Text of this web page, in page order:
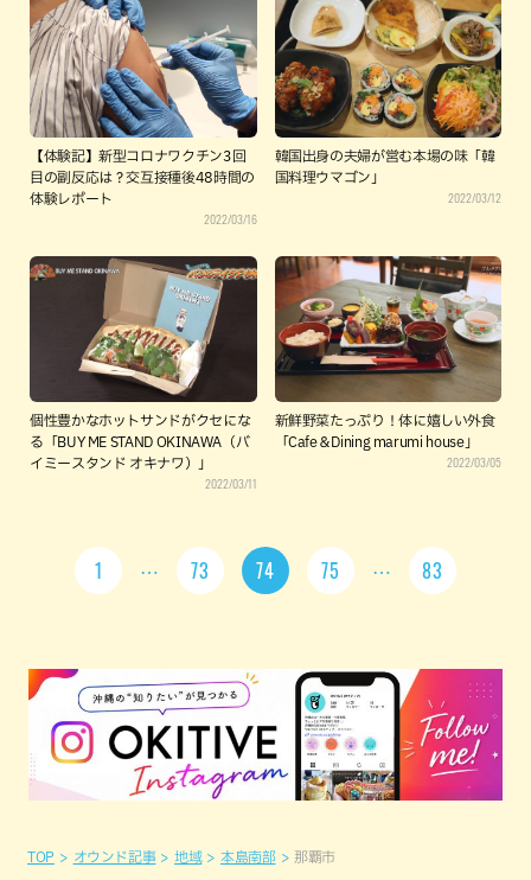
【体験記】新型コロナワクチン3回
目の副反応は？交互接種後48時間の
体験レポート
2022/03/16
韓国出身の夫婦が営む本場の味「韓
国料理ウマゴン」
2022/03/12
個性豊かなホットサンドがクセにな
る「BUY ME STAND OKINAWA（バ
イミースタンド オキナワ）」
2022/03/11
新鮮野菜たっぷり！体に嬉しい外食
「Cafe＆Dining marumi house」
2022/03/05
1 73 74 75 83
TOP オウンド記事 地域 本島南部 那覇市